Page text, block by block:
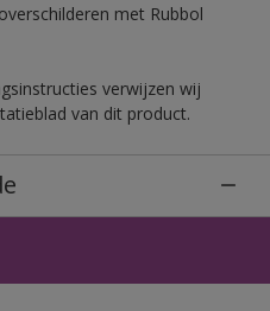
met Rubbol
verwijzen wij
van dit product.